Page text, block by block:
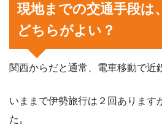
現地までの交通手段は
どちらがよい？
関西からだと通常、電車移動で近
いままで伊勢旅行は２回あります
た。